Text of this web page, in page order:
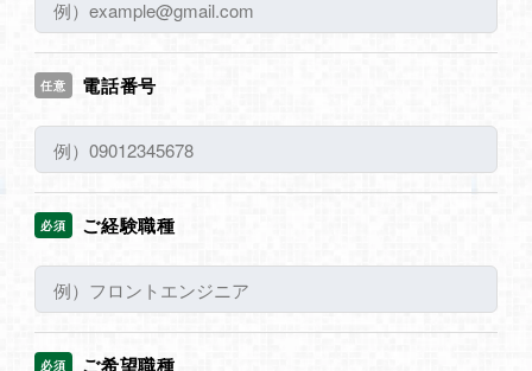
任意 電話番号
必須 ご経験職種
必須 ご希望職種